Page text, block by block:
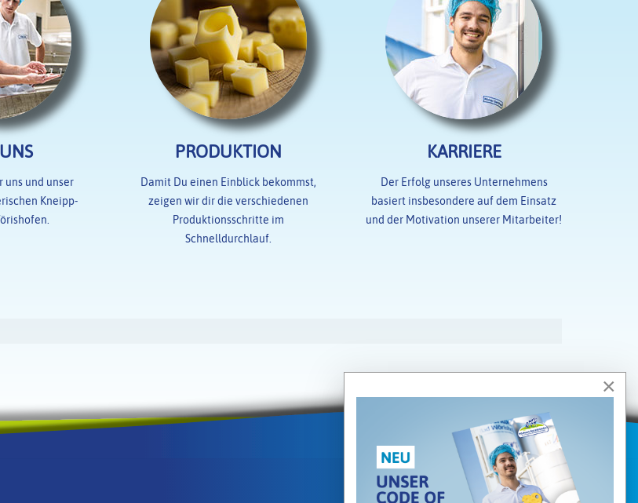
uns und unser
Kneipp-
PRODUKTION
Damit Du einen Einblick bekommst,
zeigen wir dir die verschiedenen
Produktionsschritte im
Schnelldurchlauf.
KARRIERE
Der Erfolg unseres Unternehmens
basiert insbesondere auf dem Einsatz
und der Motivation unserer Mitarbeiter!
×